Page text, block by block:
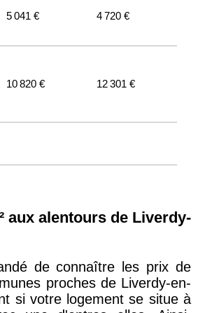
5 041 € 4 720 €
10 820 € 12 301 €
aux alentours de Liverdy-
de connaître les prix de
proches de Liverdy-en-
si votre logement se situe à